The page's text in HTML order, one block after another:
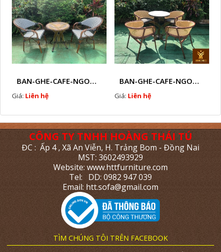
BAN-GHE-CAFE-NGOAI-TROI-J5
Giá: Liên hệ
BAN-GHE-CAFE-NGOAI-TROI-J6
Giá: Liên hệ
CÔNG TY TNHH HOÀNG THÁI TÚ
ĐC : Ấp 4 , Xã An Viễn, H. Trảng Bom - Đồng Nai
MST: 3602493929
Website: www.httfurniture.com
Tel: DD: 0982 947 039
Email: htt.sofa@gmail.com
TÌM CHÚNG TÔI TRÊN FACEBOOK